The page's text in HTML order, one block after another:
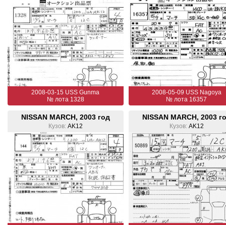
2008-03-15 USS Gunma
№ лота 1328
2008-05-09 USS Nagoya
№ лота 16357
NISSAN MARCH, 2003 год
Кузов: AK12
NISSAN MARCH, 2003
Кузов: AK12